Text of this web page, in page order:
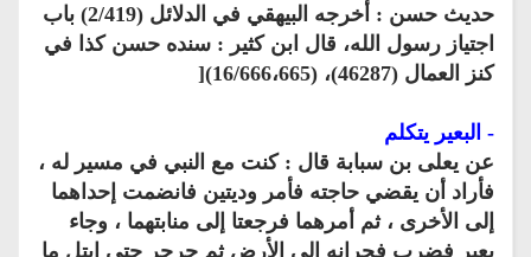
حديث حسن : أخرجه البيهقي في الدلائل (2/419) باب
اجتياز رسول الله، قال ابن كثير : سنده حسن كذا في
كنز العمال (46287)، (16/666،665)[
- البعير يتكلم
عن يعلى بن سبابة قال : كنت مع النبي في مسير له ،
فأراد أن يقضي حاجته فأمر وديتين فانضمت إحداهما
إلى الأخرى ، ثم أمرهما فرجعتا إلى منابتهما ، وجاء
بعير فضرب فجرانه إلى الأرض ثم جرجر حتى ابتل ما